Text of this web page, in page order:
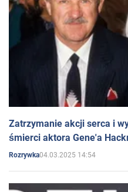
Zatrzymanie akcji serca i
śmierci aktora Gene'a
Rozrywka04.03.2025 14:54